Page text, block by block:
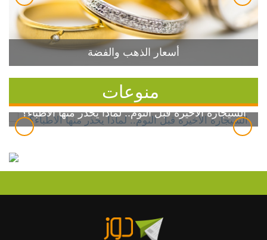
أسعار الذهب والفضة
منوعات
السيجارة الأخيرة قبل النوم.. لماذا يحذر منها الأطباء؟